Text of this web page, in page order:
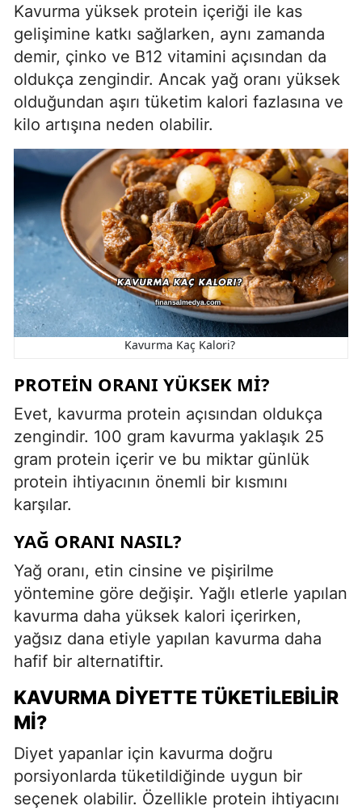
Kavurma yüksek protein içeriği ile kas
gelişimine katkı sağlarken, aynı zamanda
demir, çinko ve B12 vitamini açısından da
oldukça zengindir. Ancak yağ oranı yüksek
olduğundan aşırı tüketim kalori fazlasına ve
kilo artışına neden olabilir.
Kavurma Kaç Kalori?
PROTEIN ORANI YÜKSEK MI?
Evet, kavurma protein açısından oldukça
zengindir. 100 gram kavurma yaklaşık 25
gram protein içerir ve bu miktar günlük
protein ihtiyacının önemli bir kısmını
karşılar.
YAĞ ORANI NASIL?
Yağ oranı, etin cinsine ve pişirilme
yöntemine göre değişir. Yağlı etlerle yapılan
kavurma daha yüksek kalori içerirken,
yağsız dana etiyle yapılan kavurma daha
hafif bir alternatiftir.
KAVURMA DIYETTE TÜKETILEBILIR
MI?
Diyet yapanlar için kavurma doğru
porsiyonlarda tüketildiğinde uygun bir
seçenek olabilir. Özellikle protein ihtiyacını